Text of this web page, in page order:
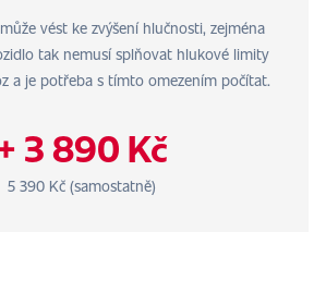
vést ke zvýšení hlučnosti, zejména
tak nemusí splňovat hlukové limity
a je potřeba s tímto omezením počítat.
3 890 Kč
5 390 Kč (samostatně)